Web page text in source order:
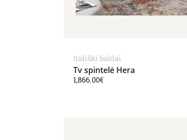
Itališki baldai
Tv spintelė Hera
1,866.00€